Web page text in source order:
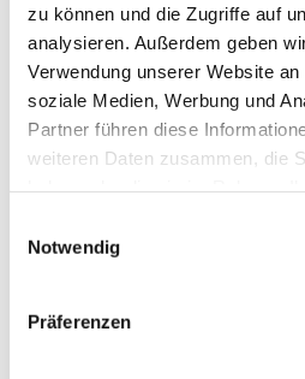
zu können und die Zugriffe auf
analysieren. Außerdem geben
Verwendung unserer Website
soziale Medien, Werbung und
Partner führen diese
weiteren Daten zusammen, die
Notwendig
PräferenzenDies könnte